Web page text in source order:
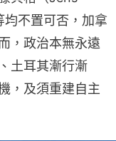
不置可否，加拿
，政治本無永遠
土耳其漸行漸
，及須重建自主